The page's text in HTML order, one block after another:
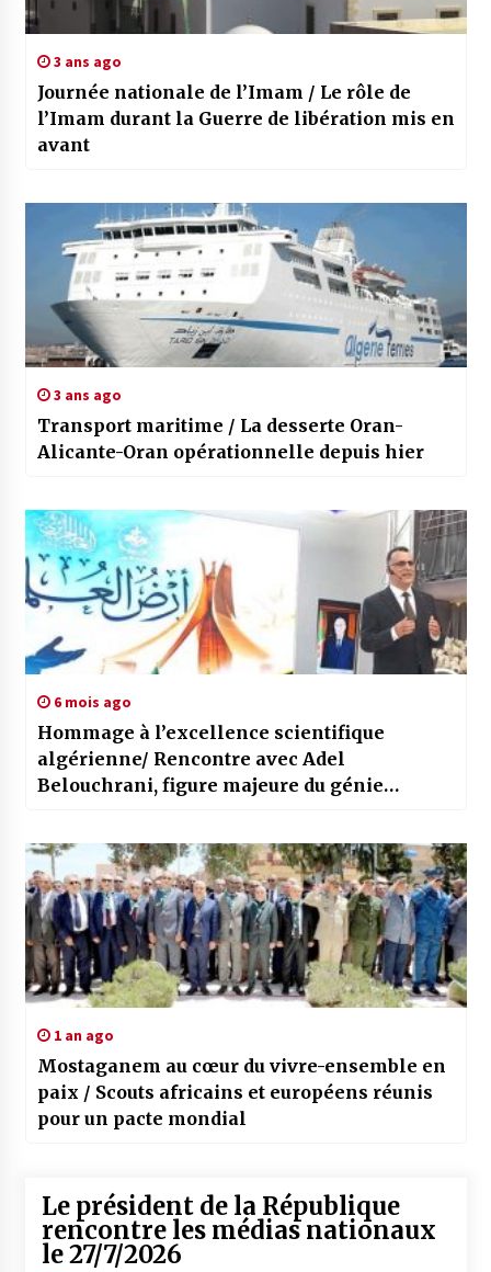
3 ans ago
Journée nationale de l’Imam / Le rôle de
l’Imam durant la Guerre de libération mis en
avant
3 ans ago
Transport maritime / La desserte Oran-
Alicante-Oran opérationnelle depuis hier
6 mois ago
Hommage à l’excellence scientifique
algérienne/ Rencontre avec Adel
Belouchrani, figure majeure du génie
1 an ago
Mostaganem au cœur du vivre-ensemble en
paix / Scouts africains et européens réunis
pour un pacte mondial
Le président de la République
rencontre les médias nationaux
le 27/7/2026